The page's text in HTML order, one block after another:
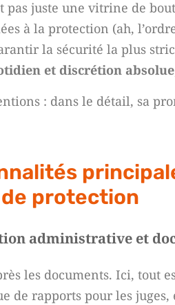
pas juste une vitrine de
à la protection (ah,
la sécurité la plus
et discrétion
: dans le détail, sa
protection
administrative et
les documents. Ici, tout
de rapports pour les